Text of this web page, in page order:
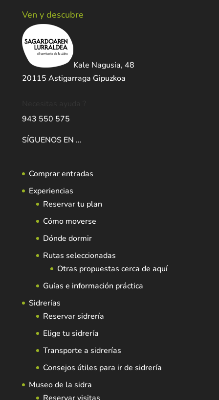
Ven y descubre
Kale Nagusia, 48
20115 Astigarraga Gipuzkoa
943 550 575
SÍGUENOS EN …
Comprar entradas
Experiencias
Reservar tu plan
Cómo moverse
Dónde dormir
Rutas seleccionadas
Otras propuestas cerca de aquí
Guías e información práctica
Sidrerías
Reservar sidrería
Elige tu sidrería
Transporte a sidrerías
Consejos útiles para ir de sidrería
Museo de la sidra
Reservar visitas